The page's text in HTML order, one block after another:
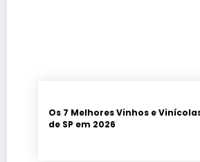
Os 7 Melhores Vinhos e
de SP em 2026